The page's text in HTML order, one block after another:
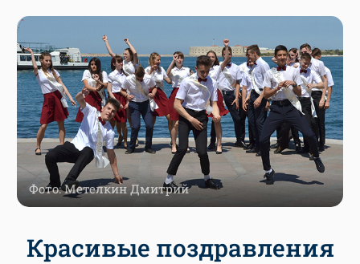
Фото: Метелкин Дмитрий
Красивые поздравления